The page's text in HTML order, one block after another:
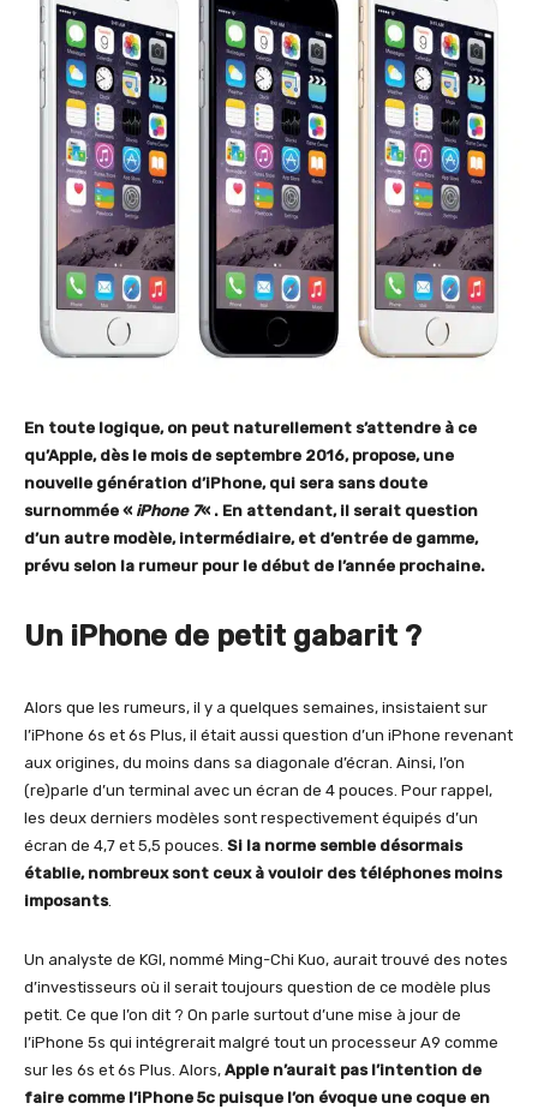
En toute logique, on peut naturellement s’attendre à ce
qu’Apple, dès le mois de septembre 2016, propose, une
nouvelle génération d’iPhone, qui sera sans doute
surnommée « iPhone 7« . En attendant, il serait question
d’un autre modèle, intermédiaire, et d’entrée de gamme,
prévu selon la rumeur pour le début de l’année prochaine.
Un iPhone de petit gabarit ?
Alors que les rumeurs, il y a quelques semaines, insistaient sur
l’iPhone 6s et 6s Plus, il était aussi question d’un iPhone revenant
aux origines, du moins dans sa diagonale d’écran. Ainsi, l’on
(re)parle d’un terminal avec un écran de 4 pouces. Pour rappel,
les deux derniers modèles sont respectivement équipés d’un
écran de 4,7 et 5,5 pouces. Si la norme semble désormais
établie, nombreux sont ceux à vouloir des téléphones moins
imposants.
Un analyste de KGI, nommé Ming-Chi Kuo, aurait trouvé des notes
d’investisseurs où il serait toujours question de ce modèle plus
petit. Ce que l’on dit ? On parle surtout d’une mise à jour de
l’iPhone 5s qui intégrerait malgré tout un processeur A9 comme
sur les 6s et 6s Plus. Alors, Apple n’aurait pas l’intention de
faire comme l’iPhone 5c puisque l’on évoque une coque en